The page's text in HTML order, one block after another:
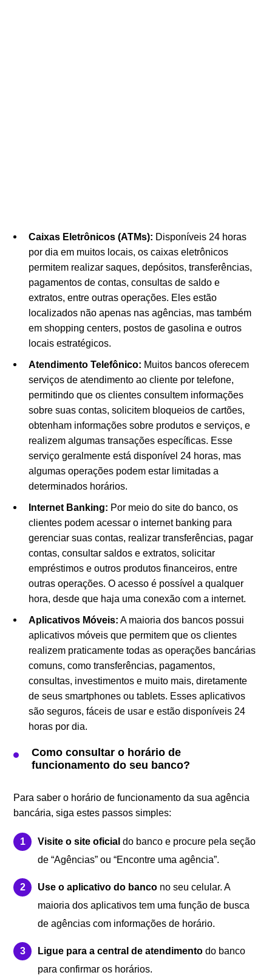
Caixas Eletrônicos (ATMs): Disponíveis 24 horas
por dia em muitos locais, os caixas eletrônicos
permitem realizar saques, depósitos, transferências,
pagamentos de contas, consultas de saldo e
extratos, entre outras operações. Eles estão
localizados não apenas nas agências, mas também
em shopping centers, postos de gasolina e outros
locais estratégicos.
Atendimento Telefônico: Muitos bancos oferecem
serviços de atendimento ao cliente por telefone,
permitindo que os clientes consultem informações
sobre suas contas, solicitem bloqueios de cartões,
obtenham informações sobre produtos e serviços, e
realizem algumas transações específicas. Esse
serviço geralmente está disponível 24 horas, mas
algumas operações podem estar limitadas a
determinados horários.
Internet Banking: Por meio do site do banco, os
clientes podem acessar o internet banking para
gerenciar suas contas, realizar transferências, pagar
contas, consultar saldos e extratos, solicitar
empréstimos e outros produtos financeiros, entre
outras operações. O acesso é possível a qualquer
hora, desde que haja uma conexão com a internet.
Aplicativos Móveis: A maioria dos bancos possui
aplicativos móveis que permitem que os clientes
realizem praticamente todas as operações bancárias
comuns, como transferências, pagamentos,
consultas, investimentos e muito mais, diretamente
de seus smartphones ou tablets. Esses aplicativos
são seguros, fáceis de usar e estão disponíveis 24
horas por dia.
Como consultar o horário de
funcionamento do seu banco?
Para saber o horário de funcionamento da sua agência
bancária, siga estes passos simples:
Visite o site oficial do banco e procure pela seção
de “Agências” ou “Encontre uma agência”.
Use o aplicativo do banco no seu celular. A
maioria dos aplicativos tem uma função de busca
de agências com informações de horário.
Ligue para a central de atendimento do banco
para confirmar os horários.